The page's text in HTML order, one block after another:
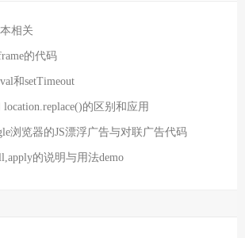
相关
的代码
和setTimeout
的区别和应用
浏览器的JS漂浮广告与对联广告代码
的说明与用法demo